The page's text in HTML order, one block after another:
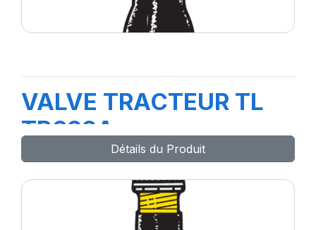
VALVE TRACTEUR TL
TR622A
Détails du Produit